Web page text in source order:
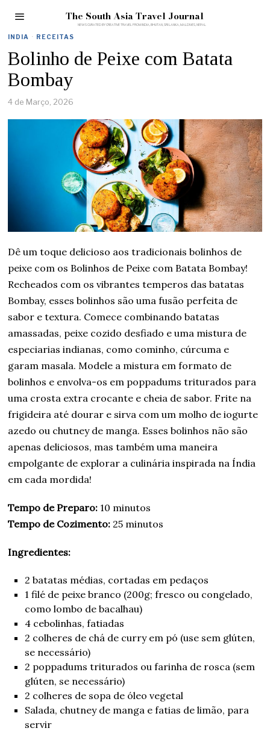
The South Asia Travel Journal
INDIA · RECEITAS
Bolinho de Peixe com Batata
Bombay
4 de Março, 2026
Dê um toque delicioso aos tradicionais bolinhos de
peixe com os Bolinhos de Peixe com Batata Bombay!
Recheados com os vibrantes temperos das batatas
Bombay, esses bolinhos são uma fusão perfeita de
sabor e textura. Comece combinando batatas
amassadas, peixe cozido desfiado e uma mistura de
especiarias indianas, como cominho, cúrcuma e
garam masala. Modele a mistura em formato de
bolinhos e envolva-os em poppadums triturados para
uma crosta extra crocante e cheia de sabor. Frite na
frigideira até dourar e sirva com um molho de iogurte
azedo ou chutney de manga. Esses bolinhos não são
apenas deliciosos, mas também uma maneira
empolgante de explorar a culinária inspirada na Índia
em cada mordida!
Tempo de Preparo: 10 minutos
Tempo de Cozimento: 25 minutos
Ingredientes:
2 batatas médias, cortadas em pedaços
1 filé de peixe branco (200g; fresco ou congelado,
como lombo de bacalhau)
4 cebolinhas, fatiadas
2 colheres de chá de curry em pó (use sem glúten,
se necessário)
2 poppadums triturados ou farinha de rosca (sem
glúten, se necessário)
2 colheres de sopa de óleo vegetal
Salada, chutney de manga e fatias de limão, para
servir